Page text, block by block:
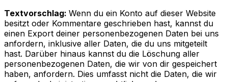
Textvorschlag: Wenn du ein Konto auf dieser Website
besitzt oder Kommentare geschrieben hast, kannst du
einen Export deiner personenbezogenen Daten bei uns
anfordern, inklusive aller Daten, die du uns mitgeteilt
hast. Darüber hinaus kannst du die Löschung aller
personenbezogenen Daten, die wir von dir gespeichert
haben, anfordern. Dies umfasst nicht die Daten, die wir